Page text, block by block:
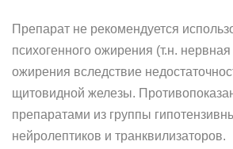
Препарат не рекомендуется
психогенного ожирения (т.н.
ожирения вследствие
щитовидной железы.
препаратами из группы
нейролептиков и транквилизаторов.